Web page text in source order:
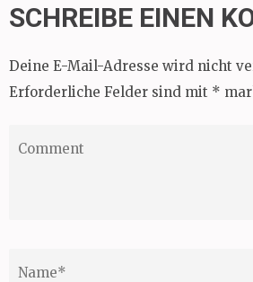
SCHREIBE EINEN
Deine E-Mail-Adresse wird nicht
Erforderliche Felder sind mit *